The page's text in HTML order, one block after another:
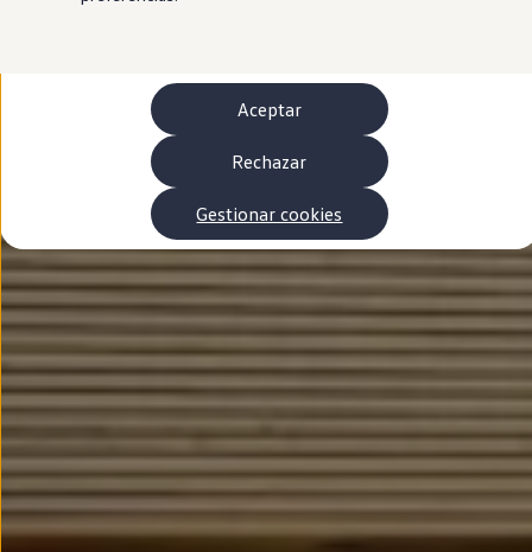
Garantía del fabricante
Buscar servicios para tu modelo
Volkswagen Apps, inicio de sesión y tienda
Conectar el móvil con el vehículo
Actualizaciones del software, los mapas y las
Mantenimiento y reparaciones
Revisiones e ITV
Aceite y líquidos del motor
Baterías
Frenos
Motor y chasis
Aire acondicionado y filtros
Faros y lunas
Carrocería y pintura
Llantas y neumáticos
Recambios Volkswagen
Accesorios y merchandising
Seguridad
Transporte
Entretenimiento
Personalización
Carga
Merchandising
Aceptar
Rechazar
Gestionar cookies